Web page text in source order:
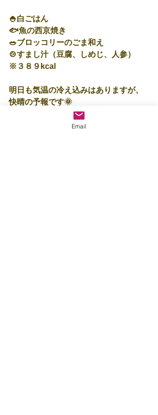
🍚白ごはん
🐟魚の西京焼き
🥗ブロッコリーのごま和え
🍲すまし汁（豆腐、しめじ、人参）
※３８９kcal
明日も気温の冷え込みはありますが、
快晴の予報です🌞
外出の際は気温の冷え込みには気をつ
けて良い週末をお過ごしくださいね。
Email